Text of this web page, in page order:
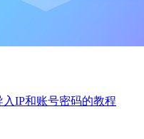
IP和账号密码的教程